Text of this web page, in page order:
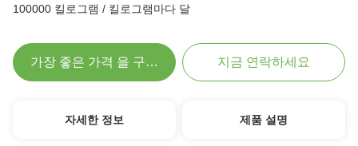
100000 킬로그램 / 킬로그램마다 달
가장 좋은 가격 을 구하라 지금 연락하세요
자세한 정보 제품 설명